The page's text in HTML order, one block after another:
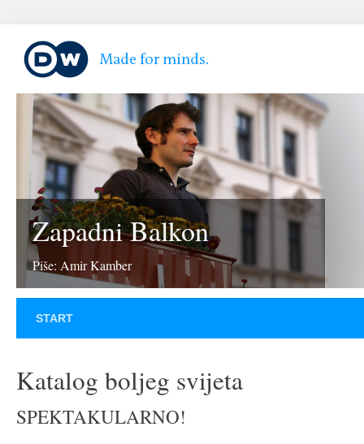
Zapadni Balkon
Piše: Amir Kamber
START
Katalog boljeg svijeta
SPEKTAKULARNO!